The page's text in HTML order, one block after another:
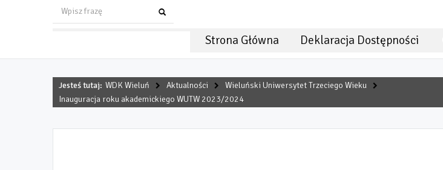
Strona Główna Deklaracja Dostępności
Jesteś tutaj: WDK Wieluń Aktualności
Wieluński Uniwersytet Trzeciego Wieku
Inauguracja roku akademickiego WUTW 2023/2024